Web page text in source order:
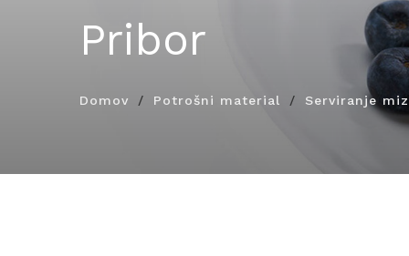
Pribor
Domov Potrošni material Serviranje